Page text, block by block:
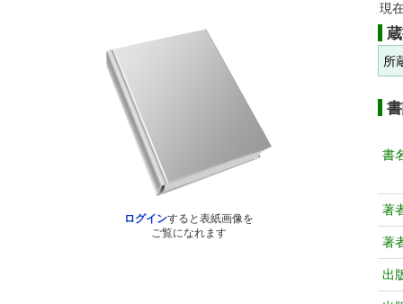
ログインすると表紙画像を
ご覧になれます
現
所
書
著
著
出